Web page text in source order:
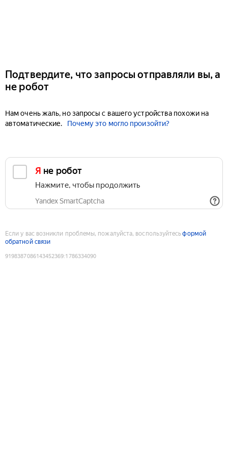
Подтвердите, что запросы отправляли вы, а
не робот
Нам очень жаль, но запросы с вашего устройства похожи на
автоматические.
Почему это могло произойти?
Я не робот
Нажмите, чтобы продолжить
Yandex SmartCaptcha
Если у вас возникли проблемы, пожалуйста, воспользуйтесьформой
обратной связи
9198387086143452369:1786334090